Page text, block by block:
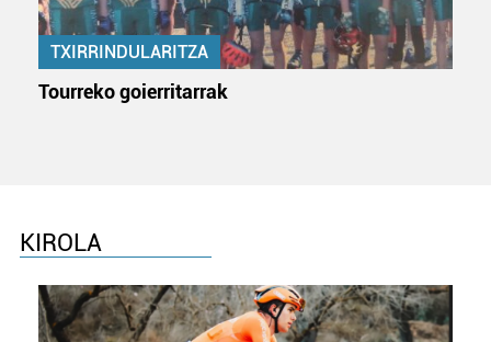
TXIRRINDULARITZA
Tourreko goierritarrak
KIROLA